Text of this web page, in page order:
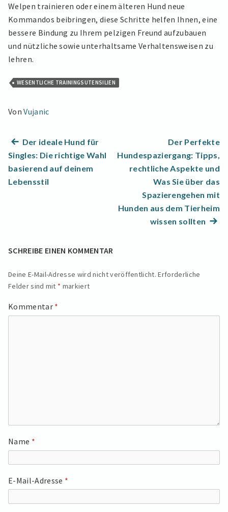
Welpen trainieren oder einem älteren Hund neue
Kommandos beibringen, diese Schritte helfen Ihnen, eine
bessere Bindung zu Ihrem pelzigen Freund aufzubauen
und nützliche sowie unterhaltsame Verhaltensweisen zu
lehren.
WESENTLICHE TRAININGSUTENSILIEN
VonVujanic
Beitragsnavigation
Previous
post:
Der ideale Hund für
Singles: Die richtige Wahl
basierend auf deinem
Lebensstil
Der Perfekte
Hundespaziergang: Tipps,
rechtliche Aspekte und
Was Sie über das
Spazierengehen mit
Hunden aus dem Tierheim
wissen sollten Next
SCHREIBE EINEN KOMMENTAR
Deine E-Mail-Adresse wird nicht veröffentlicht. Erforderliche
Felder sind mit * markiert
Kommentar *
Name *
E-Mail-Adresse *